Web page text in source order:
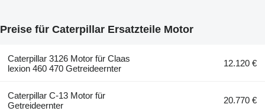
Preise für Caterpillar Ersatzteile Motor
Caterpillar 3126 Motor für Claas
lexion 460 470 Getreideernter
12.120 €
Caterpillar C-13 Motor für
Getreideernter
20.770 €